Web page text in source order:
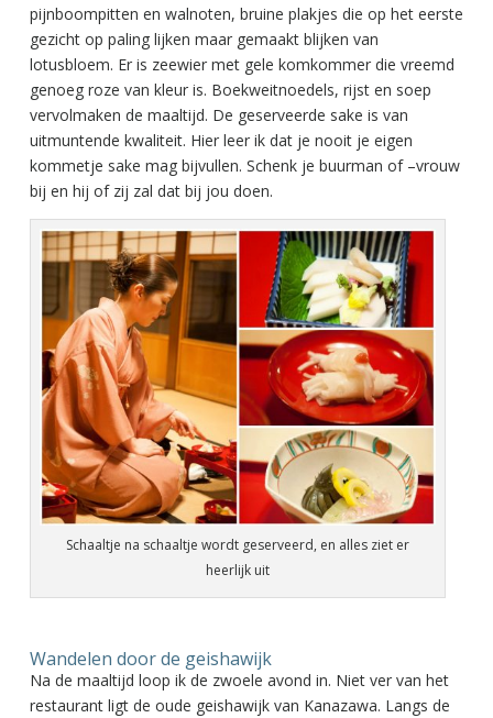
pijnboompitten en walnoten, bruine plakjes die op het eerste
gezicht op paling lijken maar gemaakt blijken van
lotusbloem. Er is zeewier met gele komkommer die vreemd
genoeg roze van kleur is. Boekweitnoedels, rijst en soep
vervolmaken de maaltijd. De geserveerde sake is van
uitmuntende kwaliteit. Hier leer ik dat je nooit je eigen
kommetje sake mag bijvullen. Schenk je buurman of –vrouw
bij en hij of zij zal dat bij jou doen.
Schaaltje na schaaltje wordt geserveerd, en alles ziet er
heerlijk uit
Wandelen door de geishawijk
Na de maaltijd loop ik de zwoele avond in. Niet ver van het
restaurant ligt de oude geishawijk van Kanazawa. Langs de